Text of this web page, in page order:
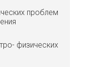
проблем
физических